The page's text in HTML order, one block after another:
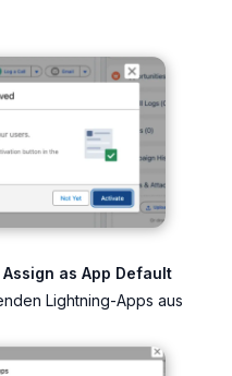
Assign as App Default
Lightning-Apps aus